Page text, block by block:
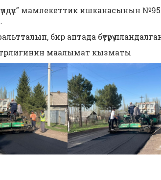
мамлекеттик ишканасынын
бир аптада бүтүрүү
маалымат кызматы